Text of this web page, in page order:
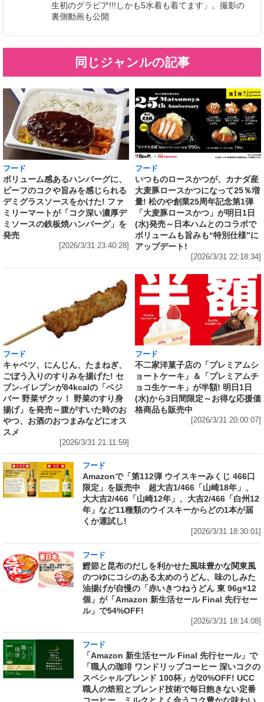
生初のグラビア!!!しかも5水着も着てます」。撮影の
裏側動画も公開
同じジャンルの記事
フード
ボリューム感あるハンバーグに、
ビーフのコクや旨みを感じられる
デミグラスソースをかけた! ファ
ミリーマートが「コク深い濃厚デ
ミソースの鉄板焼ハンバーグ」を
発売
[2026/3/31 23:40:28]
フード
いつものロースかつが、カナダ産
大麦豚ロースかつになって25％増
量! 松のや創業25周年記念第1弾
「大麦豚ロースかつ」が明日1日
(水)発売～日本ハムとのコラボで
ボリュームも旨みも“特別仕様”に
アップデート!
[2026/3/31 22:18:34]
フード
キャベツ、にんじん、たまねぎ、
ごぼう入りのすりみを揚げた! セ
ブン‐イレブンが84kcalの「ベジ
バー 野菜ザクッ！ 野菜のすり身
揚げ」を発売～腹がすいた時のお
やつ、お酒のおつまみなどにオス
スメ
[2026/3/31 21:11:59]
フード
不二家洋菓子店の「プレミアムシ
ョートケーキ」＆「プレミアムチ
ョコ生ケーキ」が半額! 明日1日
(水)から3日間限定～お得な応援価
格商品も販売中
[2026/3/31 20:00:07]
フード
Amazonで「第112弾 ウイスキーみくじ 466口
限定」を販売中 超大吉1/466「山崎18年」、
大大吉2/466「山崎12年」、大吉2/466「白州12
年」など11種類のウイスキーからどの1本が届
くか運試し!
[2026/3/31 18:30:01]
フード
鰹節と昆布のだしを利かせた風味豊かな関東風
のつゆにコシのある太めのうどん、味のしみた
油揚げが自慢の「赤いきつねうどん 東 96g×12
個」が「Amazon 新生活セール Final 先行セー
ル」で54%OFF!
[2026/3/31 18:14:08]
フード
「Amazon 新生活セール Final 先行セール」で
「職人の珈琲 ワンドリップコーヒー 深いコクの
スペシャルブレンド 100杯」が20%OFF! UCC
職人の焙煎とブレンド技術で毎日飽きない定番